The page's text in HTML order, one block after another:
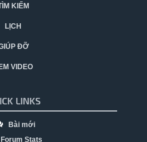
KIẾM
LỊCH
ĐỠ
VIDEO
LINKS
Bài mới
Forum Stats